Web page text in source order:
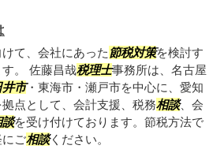
て、会社にあった 節税対策を検討す
。 佐藤昌哉税理士事務所は、名古屋
井市・東海市・瀬戸市を中心に、愛知
点として、会計支援、税務相談、会
談を受け付けております。節税方法で
にご相談ください。